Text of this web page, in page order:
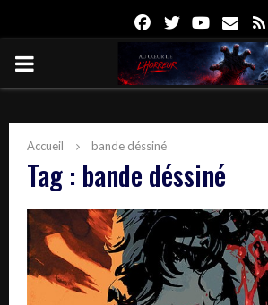
FacebookTwitterYoutube
Email
PRIMARY
Accueil bande déssiné
Tag : bande déssiné